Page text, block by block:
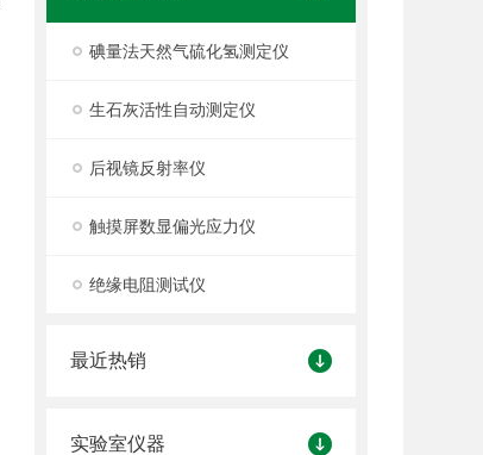
碘量法天然气硫化氢测定仪
生石灰活性自动测定仪
后视镜反射率仪
触摸屏数显偏光应力仪
绝缘电阻测试仪
最近热销
实验室仪器